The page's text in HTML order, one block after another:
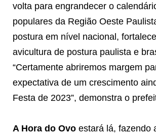
volta para engrandecer o
populares da Região Oeste
postura em nível nacional,
avicultura de postura paulista e
“Certamente abriremos margem
expectativa de um crescimento
Festa de 2023”, demonstra o
A Hora do Ovo estará lá, fazendo